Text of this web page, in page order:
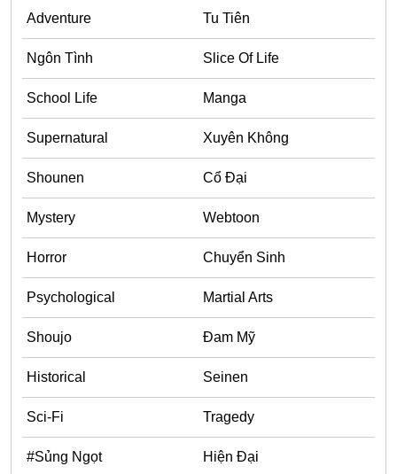
Adventure
Ngôn Tình
School Life
Manga
Xuyên Không
Cổ Đại
Mystery
Horror
Psychological
Adventure Tu Tiên
Ngôn Tình Slice Of Life
School Life Manga
Supernatural Xuyên Không
Shounen Cổ Đại
Mystery Webtoon
Horror Chuyển Sinh
Psychological Martial Arts
Shoujo Đam Mỹ
Historical Seinen
Sci-Fi Tragedy
#Sủng Ngọt Hiện Đại